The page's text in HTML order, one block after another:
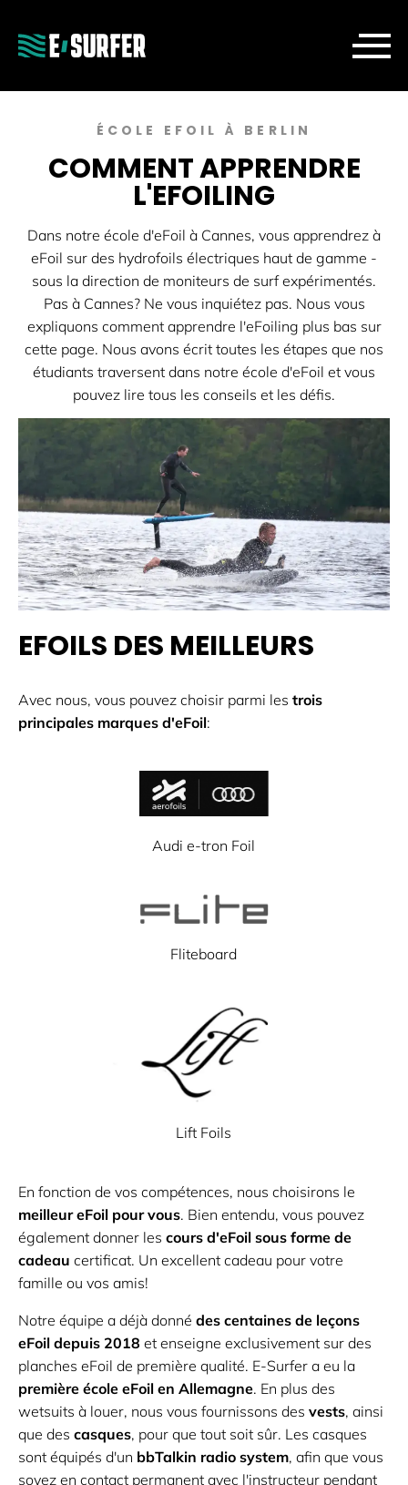
ÉCOLE EFOIL À BERLIN
COMMENT APPRENDRE
L'EFOILING
Dans notre école d'eFoil à Cannes, vous apprendrez à
eFoil sur des hydrofoils électriques haut de gamme -
sous la direction de moniteurs de surf expérimentés.
Pas à Cannes? Ne vous inquiétez pas. Nous vous
expliquons comment apprendre l'eFoiling plus bas sur
cette page. Nous avons écrit toutes les étapes que nos
étudiants traversent dans notre école d'eFoil et vous
pouvez lire tous les conseils et les défis.
EFOILS DES MEILLEURS
Avec nous, vous pouvez choisir parmi les trois
principales marques d'eFoil:
Audi e-tron Foil
Fliteboard
Lift Foils
En fonction de vos compétences, nous choisirons le
meilleur eFoil pour vous. Bien entendu, vous pouvez
également donner les cours d'eFoil sous forme de
cadeau certificat. Un excellent cadeau pour votre
famille ou vos amis!
Notre équipe a déjà donné des centaines de leçons
eFoil depuis 2018 et enseigne exclusivement sur des
planches eFoil de première qualité. E-Surfer a eu la
première école eFoil en Allemagne. En plus des
wetsuits à louer, nous vous fournissons des vests, ainsi
que des casques, pour que tout soit sûr. Les casques
sont équipés d'un bbTalkin radio system, afin que vous
soyez en contact permanent avec l'instructeur pendant